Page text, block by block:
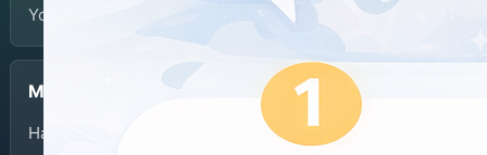
Yogyakarta.
Menu
Halaman Depan